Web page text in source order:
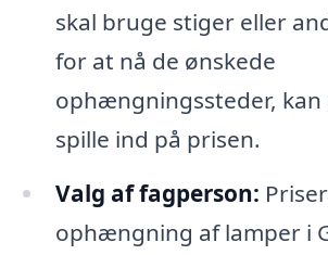
skal bruge stiger eller
for at nå de ønskede
ophængningssteder, kan
spille ind på prisen.
Valg af fagperson:
ophængning af lamper i